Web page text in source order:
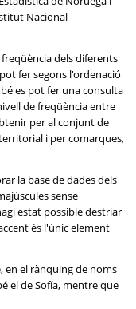
Nacional
dels diferents
fer segons l'ordenació
es pot fer una consulta
de freqüència entre
per al conjunt de
i per comarques,
la base de dades dels
sense
estat possible destriar
és l'únic element
en el rànquing de noms
el de Sofía, mentre que